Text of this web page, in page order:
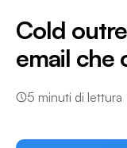
Cold
email che
5 minuti di lettura